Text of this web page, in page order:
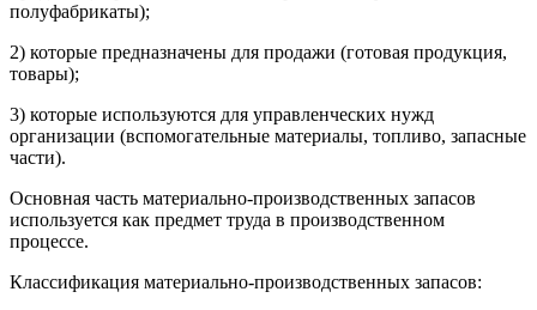
полуфабрикаты);
2) которые предназначены для продажи (готовая продукция,
товары);
3) которые используются для управленческих нужд
организации (вспомогательные материалы, топливо, запасные
части).
Основная часть материально-производственных запасов
используется как предмет труда в производственном
процессе.
Классификация материально-производственных запасов: